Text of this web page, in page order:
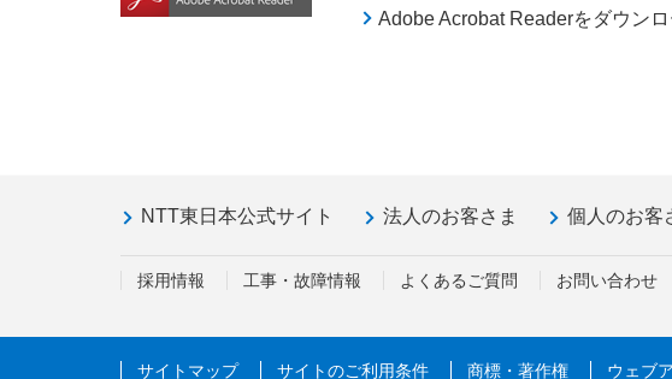
Adobe Acrobat Readerをダウン
NTT東日本公式サイト 法人のお客さま 個人のお客
採用情報 工事・故障情報 よくあるご質問 お問い合わせ
サイトマップ サイトのご利用条件 商標・著作権 ウェブ